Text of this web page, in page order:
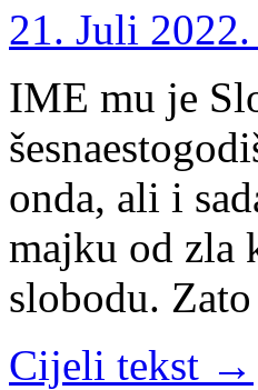
21. Juli
IME mu je
onda, ali i
majku od zla
slobodu.
Cijeli tekst →